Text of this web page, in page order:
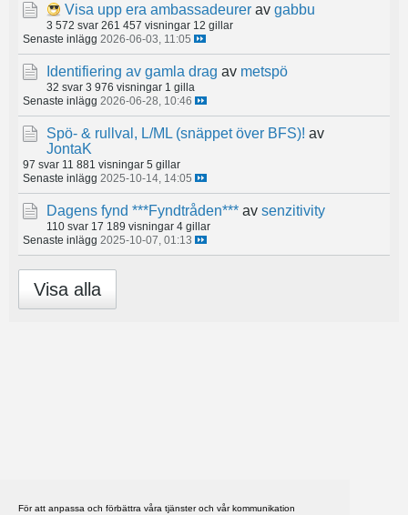
För att anpassa och förbättra våra tjänster och vår kommunikation
Visa upp era ambassadeurer av gabbu
3 572 svar 261 457 visningar 12 gillar
Senaste inlägg 2026-06-03, 11:05
Identifiering av gamla drag av metspö
32 svar 3 976 visningar 1 gilla
Senaste inlägg 2026-06-28, 10:46
Spö- & rullval, L/ML (snäppet över BFS)! av
JontaK
97 svar 11 881 visningar 5 gillar
Senaste inlägg 2025-10-14, 14:05
Dagens fynd ***Fyndtråden*** av senzitivity
110 svar 17 189 visningar 4 gillar
Senaste inlägg 2025-10-07, 01:13
Visa alla